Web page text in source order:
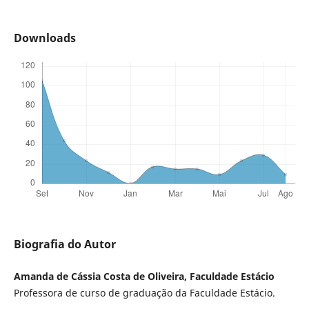
Downloads
Biografia do Autor
Amanda de Cássia Costa de Oliveira, Faculdade Estácio
Professora de curso de graduação da Faculdade Estácio.